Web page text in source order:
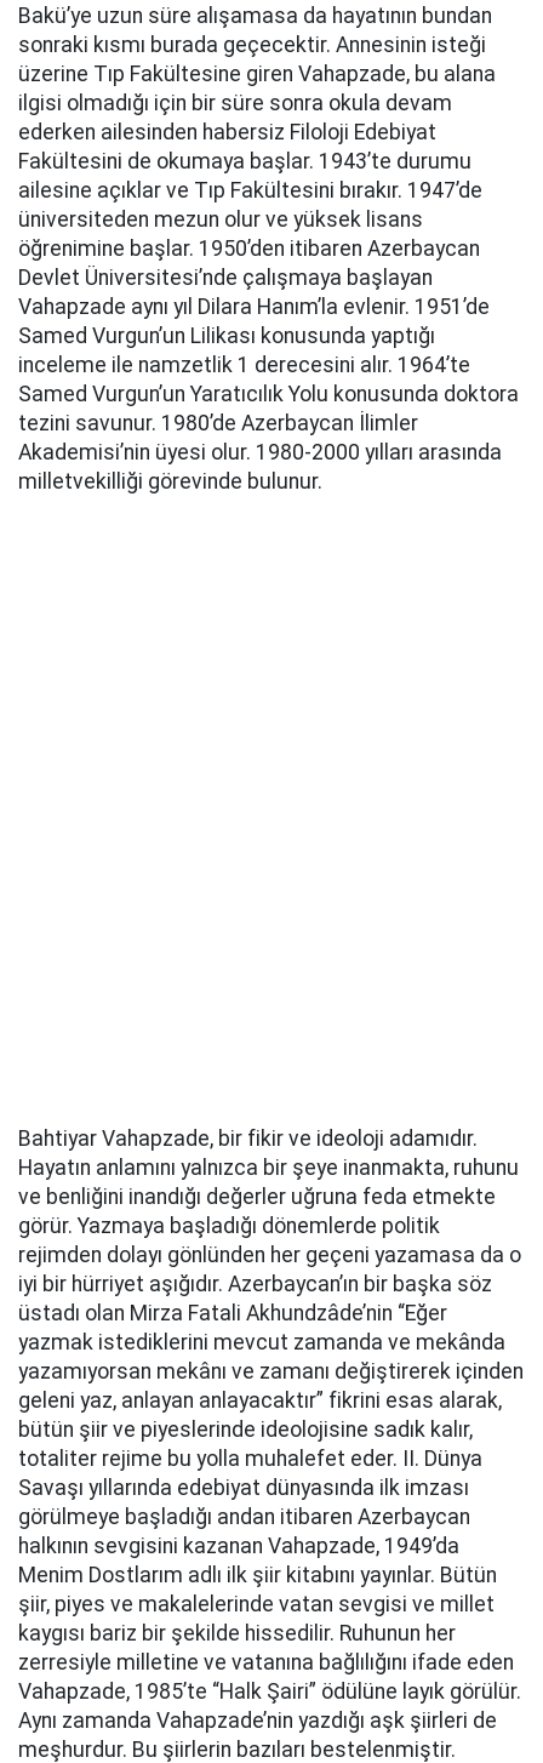
Bakü’ye uzun süre alışamasa da hayatının bundan
sonraki kısmı burada geçecektir. Annesinin isteği
üzerine Tıp Fakültesine giren Vahapzade, bu alana
ilgisi olmadığı için bir süre sonra okula devam
ederken ailesinden habersiz Filoloji Edebiyat
Fakültesini de okumaya başlar. 1943’te durumu
ailesine açıklar ve Tıp Fakültesini bırakır. 1947’de
üniversiteden mezun olur ve yüksek lisans
öğrenimine başlar. 1950’den itibaren Azerbaycan
Devlet Üniversitesi’nde çalışmaya başlayan
Vahapzade aynı yıl Dilara Hanım’la evlenir. 1951’de
Samed Vurgun’un Lilikası konusunda yaptığı
inceleme ile namzetlik 1 derecesini alır. 1964’te
Samed Vurgun’un Yaratıcılık Yolu konusunda doktora
tezini savunur. 1980’de Azerbaycan İlimler
Akademisi’nin üyesi olur. 1980-2000 yılları arasında
milletvekilliği görevinde bulunur.
Bahtiyar Vahapzade, bir fikir ve ideoloji adamıdır.
Hayatın anlamını yalnızca bir şeye inanmakta, ruhunu
ve benliğini inandığı değerler uğruna feda etmekte
görür. Yazmaya başladığı dönemlerde politik
rejimden dolayı gönlünden her geçeni yazamasa da o
iyi bir hürriyet aşığıdır. Azerbaycan’ın bir başka söz
üstadı olan Mirza Fatali Akhundzâde’nin “Eğer
yazmak istediklerini mevcut zamanda ve mekânda
yazamıyorsan mekânı ve zamanı değiştirerek içinden
geleni yaz, anlayan anlayacaktır” fikrini esas alarak,
bütün şiir ve piyeslerinde ideolojisine sadık kalır,
totaliter rejime bu yolla muhalefet eder. II. Dünya
Savaşı yıllarında edebiyat dünyasında ilk imzası
görülmeye başladığı andan itibaren Azerbaycan
halkının sevgisini kazanan Vahapzade, 1949’da
Menim Dostlarım adlı ilk şiir kitabını yayınlar. Bütün
şiir, piyes ve makalelerinde vatan sevgisi ve millet
kaygısı bariz bir şekilde hissedilir. Ruhunun her
zerresiyle milletine ve vatanına bağlılığını ifade eden
Vahapzade, 1985’te “Halk Şairi” ödülüne layık görülür.
Aynı zamanda Vahapzade’nin yazdığı aşk şiirleri de
meşhurdur. Bu şiirlerin bazıları bestelenmiştir.